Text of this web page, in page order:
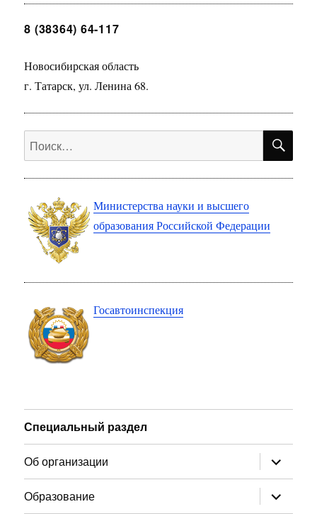
8 (38364) 64-117
Новосибирская область
г. Татарск, ул. Ленина 68.
Искать:
Министерства науки и высшего
образования Российской Федерации
Госавтоинспекция
Специальный раздел
Об организации раскрыть
дочернее
меню
Образование
раскрыть
дочернее